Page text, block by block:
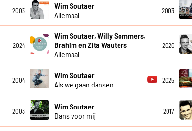
2003
Wim Soutaer
Allemaal
2003
2024
Wim Soutaer, Willy Sommers,
Brahim en Zita Wauters
Allemaal
2020
2004
Wim Soutaer
Als we gaan dansen
2025
2003
Wim Soutaer
Dans voor mij
2017